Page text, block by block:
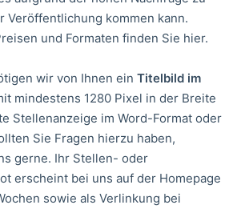
Veröffentlichung kommen kann.
und Formaten finden Sie hier.
wir von Ihnen ein Titelbild im
mindestens 1280 Pixel in der Breite
Stellenanzeige im Word-Format oder
Sie Fragen hierzu haben,
gerne. Ihr Stellen- oder
erscheint bei uns auf der Homepage
sowie als Verlinkung bei